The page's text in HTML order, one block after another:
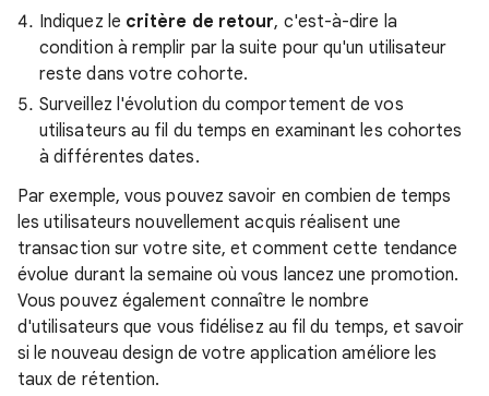
Indiquez le critère de retour, c'est-à-dire la
condition à remplir par la suite pour qu'un utilisateur
reste dans votre cohorte.
Surveillez l'évolution du comportement de vos
utilisateurs au fil du temps en examinant les cohortes
à différentes dates.
Par exemple, vous pouvez savoir en combien de temps
les utilisateurs nouvellement acquis réalisent une
transaction sur votre site, et comment cette tendance
évolue durant la semaine où vous lancez une promotion.
Vous pouvez également connaître le nombre
d'utilisateurs que vous fidélisez au fil du temps, et savoir
si le nouveau design de votre application améliore les
taux de rétention.